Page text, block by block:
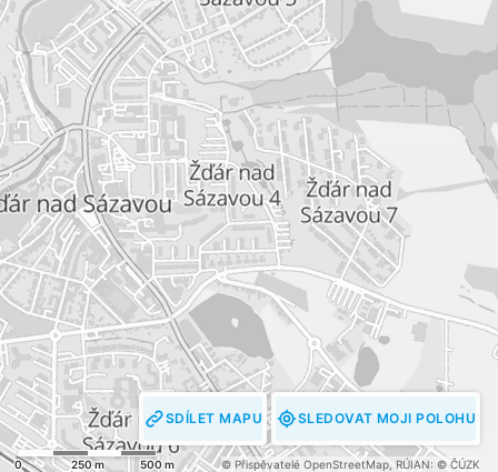
SDÍLET MAPU SLEDOVAT MOJI POLOHU
0 250 m 500 m © Přispěvatelé OpenStreetMap RÚIAN: © ČÚZK